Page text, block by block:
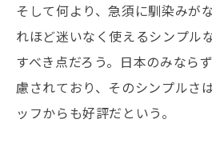
そして何より、急須に馴染みが
れほど迷いなく使えるシンプル
すべき点だろう。日本のみなら
慮されており、そのシンプルさ
ッフからも好評だという。